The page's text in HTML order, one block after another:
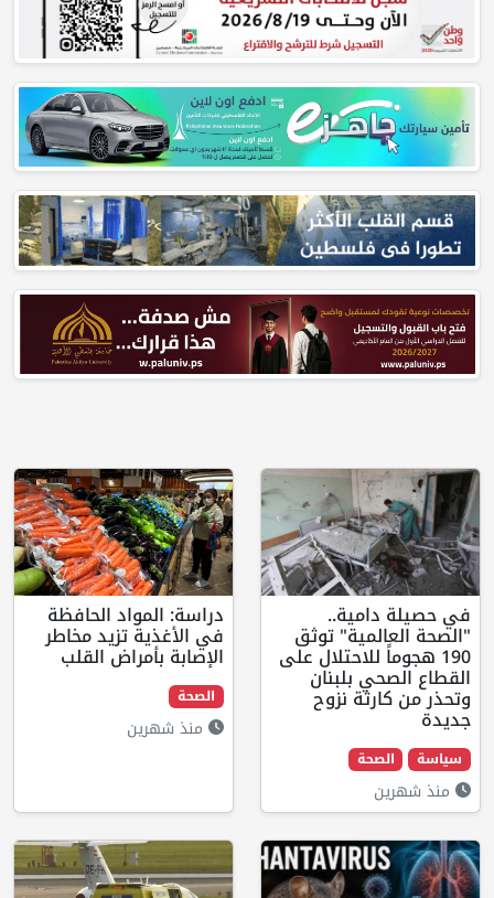
توثق
للاحتلال على
بلبنان
نزوح
دراسة: المواد الحافظة
في الأغذية تزيد مخاطر
الإصابة بأمراض القلب
الصحة